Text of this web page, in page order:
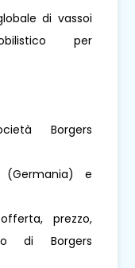
di vassoi
per
Borgers
(Germania) e
prezzo,
di Borgers